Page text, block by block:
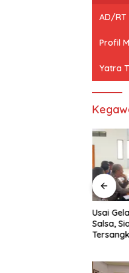
AD/RT
Profil
Yatra
‎Usai
Salsa,